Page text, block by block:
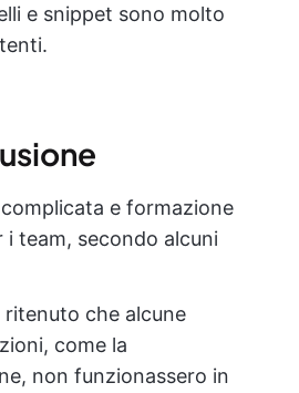
e snippet sono molto
e formazione
i team, secondo alcuni
che alcune
come la
non funzionassero in